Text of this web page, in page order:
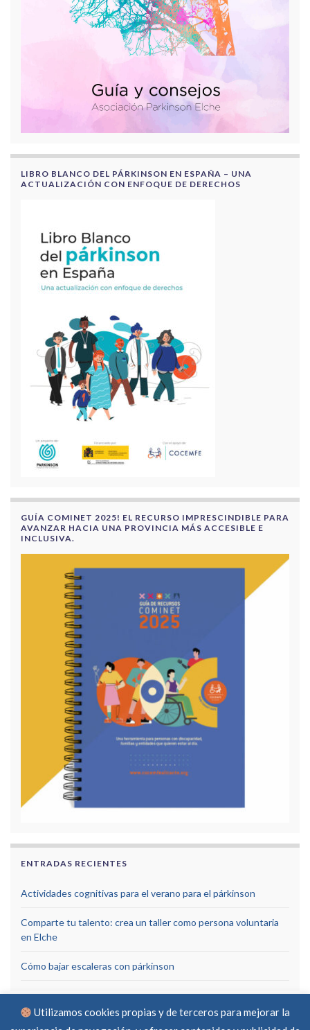
LIBRO BLANCO DEL PÁRKINSON EN ESPAÑA – UNA
ACTUALIZACIÓN CON ENFOQUE DE DERECHOS
GUÍA COMINET 2025! EL RECURSO IMPRESCINDIBLE PARA
AVANZAR HACIA UNA PROVINCIA MÁS ACCESIBLE E
INCLUSIVA.
ENTRADAS RECIENTES
Actividades cognitivas para el verano para el párkinson
Comparte tu talento: crea un taller como persona voluntaria
en Elche
Cómo bajar escaleras con párkinson
Utilizamos cookies propias y de terceros para mejorar la